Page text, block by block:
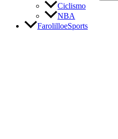
Ciclismo
NBA
FarolilloeSports